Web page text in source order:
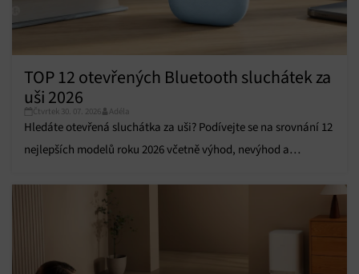
Vždy aktivní
údajů, Propojení různých zařízení, Identifikace
zařízení na základě automaticky přenášených
informací.
Zajištění bezpečnosti, předcházení a zjišťování
podvodů a odstraňování chyb, Poskytování a
zobrazování reklamy a obsahu, Ukládání a sdělování
voleb ochrany osobních údajů.
TOP 12 otevřených Bluetooth sluchátek za
uši 2026
Čtvrtek 30. 07. 2026 Adéla
Hledáte otevřená sluchátka za uši? Podívejte se na srovnání 12
nejlepších modelů roku 2026 včetně výhod, nevýhod a